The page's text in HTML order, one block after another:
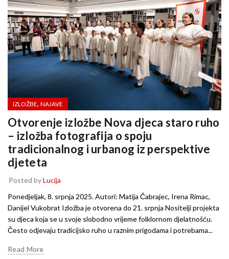
IZLOŽBE, NAJAVE
Otvorenje izložbe Nova djeca staro ruho
– izložba fotografija o spoju
tradicionalnog i urbanog iz perspektive
djeteta
Posted byLucija
Ponedjeljak, 8. srpnja 2025. Autori: Matija Čabrajec, Irena Rimac,
Danijel Vukobrat Izložba je otvorena do 21. srpnja Nositelji projekta
su djeca koja se u svoje slobodno vrijeme folklornom djelatnošću.
Često odjevaju tradicijsko ruho u raznim prigodama i potrebama...
Read More